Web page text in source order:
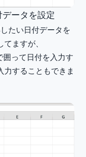
ータを設定
たい日付データを
ますが、
囲って日付を入力す
力することもできま